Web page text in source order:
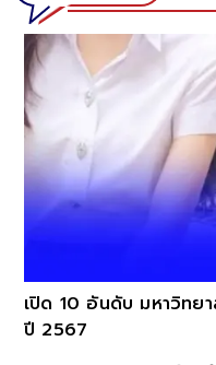
เปิด 10 อันดับ มหาวิทย
ปี 2567